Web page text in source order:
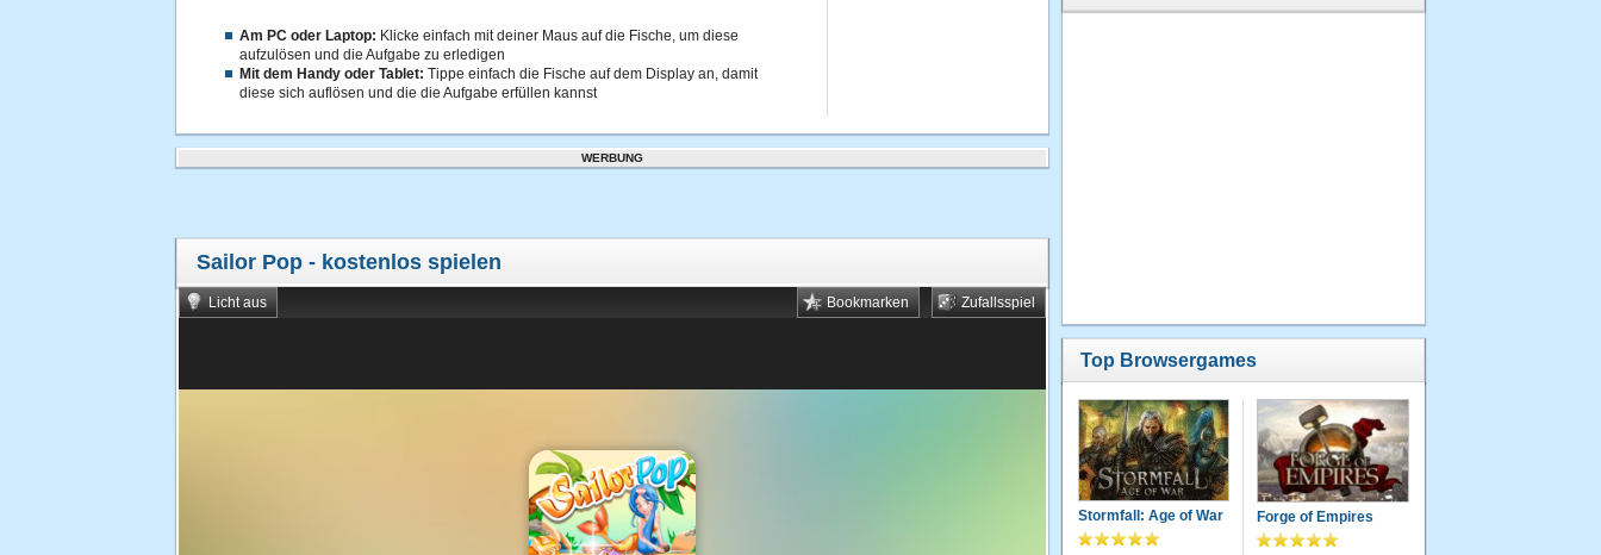
Am PC oder Laptop: Klicke einfach mit deiner Maus auf die Fische, um diese
aufzulösen und die Aufgabe zu erledigen
Mit dem Handy oder Tablet: Tippe einfach die Fische auf dem Display an, damit
diese sich auflösen und die die Aufgabe erfüllen kannst
WERBUNG
Sailor Pop - kostenlos spielen
Licht aus Zufallsspiel
Bookmarken
Top Browsergames
Stormfall: Age of War Forge of Empires